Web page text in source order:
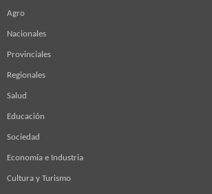
Agro
Nacionales
Provinciales
Regionales
Salud
Educación
Sociedad
Economía e Industria
Cultura y Turismo